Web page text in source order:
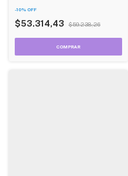
-10% OFF
$53.314,43 $59.238,26